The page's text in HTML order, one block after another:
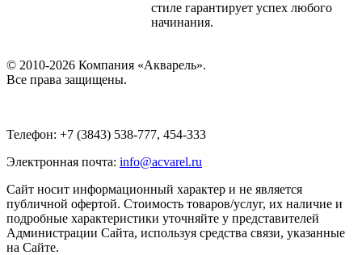
стиле гарантирует успех любого
начинания.
© 2010-2026 Компания «Акварель».
Все права защищены.
Телефон: +7 (3843) 538-777, 454-333
Электронная почта: info@acvarel.ru
Сайт носит информационный характер и не является
публичной офертой. Стоимость товаров/услуг, их наличие и
подробные характеристики уточняйте у представителей
Администрации Сайта, используя средства связи, указанные
на Сайте.